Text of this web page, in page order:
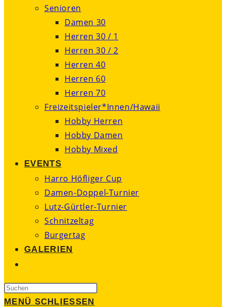
Senioren
Damen 30
Herren 30 / 1
Herren 30 / 2
Herren 40
Herren 60
Herren 70
Freizeitspieler*Innen/Hawaii
Hobby Herren
Hobby Damen
Hobby Mixed
EVENTS
Harro Höfliger Cup
Damen-Doppel-Turnier
Lutz-Gürtler-Turnier
Schnitzeltag
Burgertag
GALERIEN
UMSCHALTEN
Press
MENÜ SCHLIESSEN